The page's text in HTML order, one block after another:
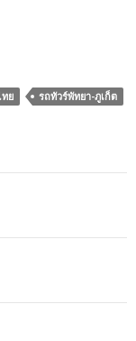
ทย
รถทัวร์พัทยา-ภูเก็ต